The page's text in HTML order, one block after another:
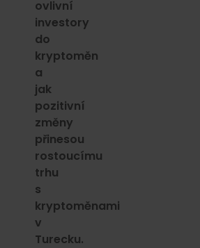
ovlivní
investory
do
kryptoměn
a
jak
pozitivní
změny
přinesou
rostoucímu
trhu
s
kryptoměnami
v
Turecku.